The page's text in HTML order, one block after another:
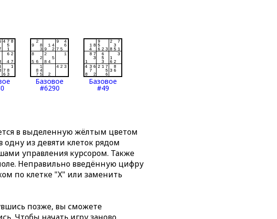
Базовое
#6290
Базовое
#49
в выделенную жёлтым цветом
одну из девяти клеток рядом
управления курсором. Также
Неправильно введённую цифру
по клетке "X" или заменить
позже, вы сможете